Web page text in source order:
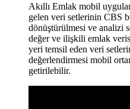
Akıllı Emlak mobil
gelen veri setlerinin CBS
dönüştürülmesi ve analizi
değer ve ilişkili emlak
yeri temsil eden veri
değerlendirmesi mobil
getirilebilir.